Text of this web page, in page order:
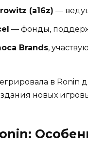
(a16z) —
— фонды,
Brands,
в
новых